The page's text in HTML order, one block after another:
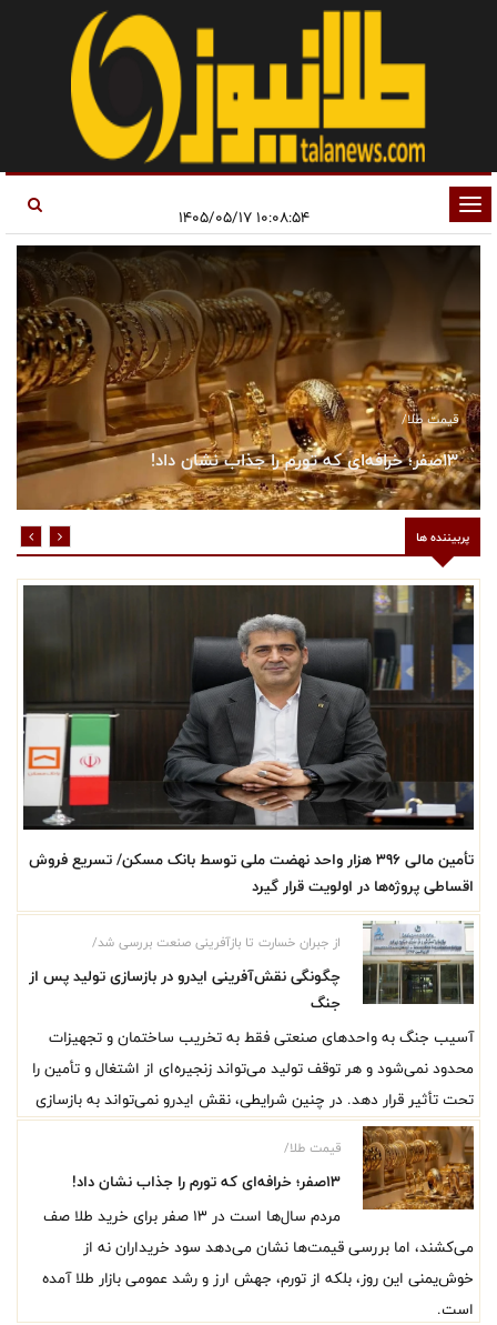
تغییر
وضعیت
۱۰:۰۸:۵۴ ۱۴۰۵/۰۵/۱۷
قیمت طلا/
۱۳صفر؛ خرافه‌ای که تورم را جذاب نشان داد!
پربیننده ها
تأمین مالی ۳۹۶ هزار واحد نهضت ملی توسط بانک مسکن/ تسریع فروش
اقساطی پروژه‌ها در اولویت قرار گیرد
از جبران خسارت تا بازآفرینی صنعت بررسی شد/
چگونگی نقش‌آفرینی ایدرو در بازسازی تولید پس از
جنگ
آسیب جنگ به واحدهای صنعتی فقط به تخریب ساختمان و تجهیزات
محدود نمی‌شود و هر توقف تولید می‌تواند زنجیره‌ای از اشتغال و تأمین را
تحت تأثیر قرار دهد. در چنین شرایطی، نقش ایدرو نمی‌تواند به بازسازی
مستقیم کارخانه‌ها خلاصه شود. این سازمان توسعه‌ای می‌تواند با
شناسایی اولویت‌ها، پیوند دادن منابع و ظرفیت‌های صنعتی و تبدیل
بازسازی به نوسازی، مسیر بازگشت واحدهای آسیب‌دیده به تولید را
کوتاه‌تر و هدفمندتر کند.
قیمت طلا/
۱۳صفر؛ خرافه‌ای که تورم را جذاب نشان داد!
مردم سال‌ها است در ۱۳ صفر برای خرید طلا صف
می‌کشند، اما بررسی قیمت‌ها نشان می‌دهد سود خریداران نه از
خوش‌یمنی این روز، بلکه از تورم، جهش ارز و رشد عمومی بازار طلا آمده
است.